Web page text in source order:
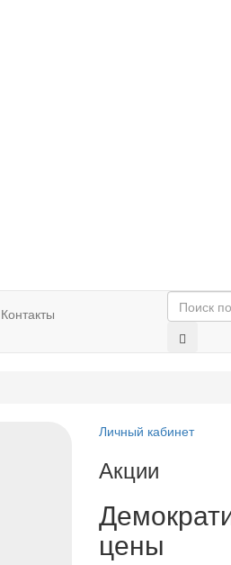
Контакты
Личный кабинет
Акции
цены